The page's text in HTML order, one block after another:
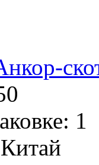
1
Китай